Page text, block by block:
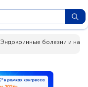
Эндокринные болезни и